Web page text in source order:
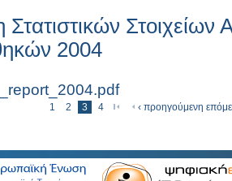
Στοιχείων
2004
1 2 3 4 « πρώτη‹ προηγούμενη